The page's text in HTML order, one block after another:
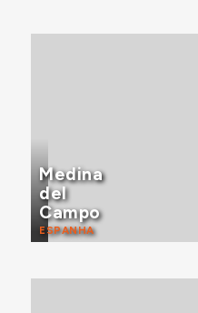
Medina
del
Campo
ESPANHA